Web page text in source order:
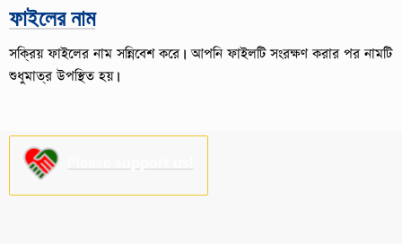
ফাইলের নাম
সক্রিয় ফাইলের নাম সন্নিবেশ করে। আপনি ফাইলটি সংরক্ষণ করার পর নামটি
শুধুমাত্র উপস্থিত হয়।